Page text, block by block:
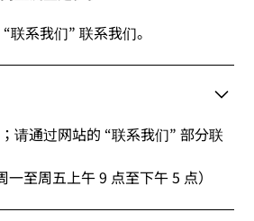
系我们” 联系我们。
请通过网站的 “联系我们” 部分联
至周五上午 9 点至下午 5 点）